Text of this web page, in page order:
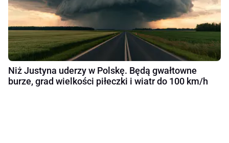
Niż Justyna uderzy w Polskę. Będą gwałtowne
burze, grad wielkości piłeczki i wiatr do 100 km/h